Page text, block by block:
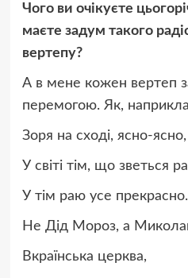
Чого ви очікуєте
маєте задум такого
вертепу?
А в мене кожен вертеп
перемогою. Як,
Зоря на сході, ясно-ясно,
У світі тім, що зветься
У тім раю усе прекрасно.
Не Дід Мороз, а
Вкраїнська церква,